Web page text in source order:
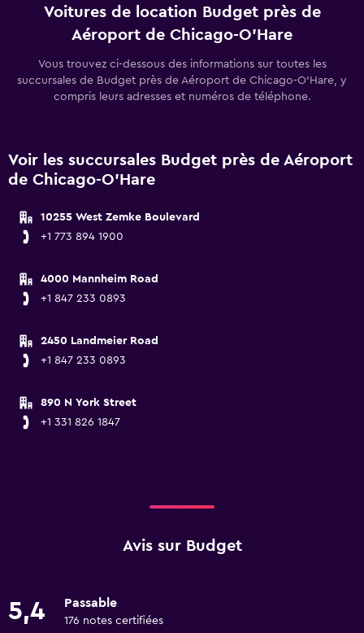
Voitures de location Budget près de
Aéroport de Chicago-O'Hare
Vous trouvez ci-dessous des informations sur toutes les
succursales de Budget près de Aéroport de Chicago-O'Hare, y
compris leurs adresses et numéros de téléphone.
Voir les succursales Budget près de Aéroport
de Chicago-O'Hare
10255 West Zemke Boulevard
+1 773 894 1900
4000 Mannheim Road
+1 847 233 0893
2450 Landmeier Road
+1 847 233 0893
890 N York Street
+1 331 826 1847
Avis sur Budget
5,4 Passable
176 notes certifiées